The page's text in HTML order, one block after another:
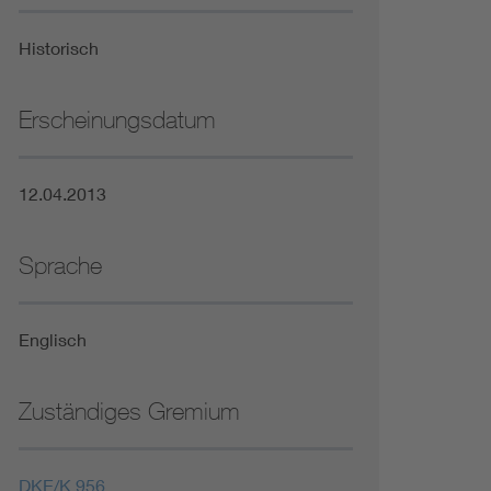
Historisch
Erscheinungsdatum
12.04.2013
Sprache
Englisch
Zuständiges Gremium
DKE/K 956